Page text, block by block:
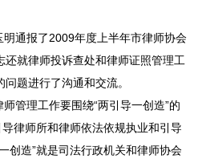
通报了2009年度上半年市律师协会
还就律师投诉查处和律师证照管理工
题进行了沟通和交流。
理工作要围绕“两引导一创造”的
导律师所和律师依法依规执业和引导
创造”就是司法行政机关和律师协会